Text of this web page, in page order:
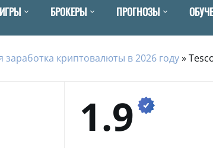
ИГРЫ БРОКЕРЫ ПРОГНОЗЫ
криптовалюты в 2026 году»
1.9